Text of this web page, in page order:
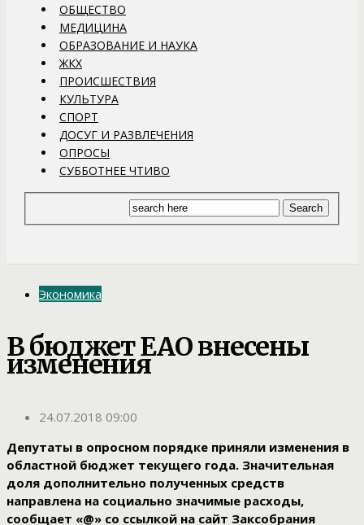
ОБЩЕСТВО
МЕДИЦИНА
ОБРАЗОВАНИЕ И НАУКА
ЖКХ
ПРОИСШЕСТВИЯ
КУЛЬТУРА
СПОРТ
ДОСУГ И РАЗВЛЕЧЕНИЯ
ОПРОСЫ
СУББОТНЕЕ ЧТИВО
Экономика
В бюджет ЕАО внесены
изменения
24.07.2018 09:00
Депутаты в опросном порядке приняли изменения в
областной бюджет текущего года. Значительная
доля дополнительно полученных средств
направлена на социально значимые расходы,
сообщает «@» со ссылкой на сайт Заксобрания